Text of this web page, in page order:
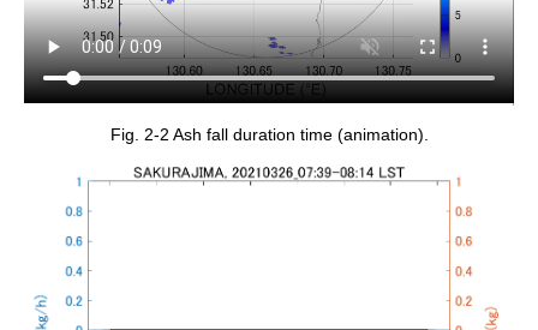
Fig. 2-2 Ash fall duration time (animation).